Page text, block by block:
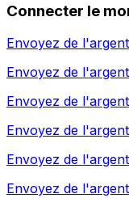
Connecter le
Envoyez de
Envoyez de
Envoyez de
Envoyez de
Envoyez de
Envoyez de